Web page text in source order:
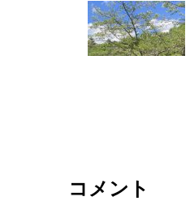
コメント